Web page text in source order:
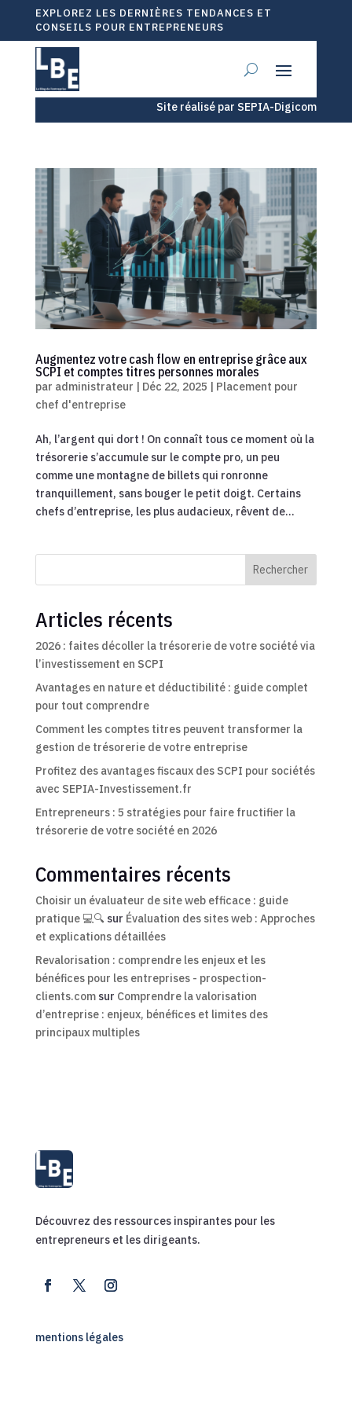
EXPLOREZ LES DERNIÈRES TENDANCES ET
CONSEILS POUR ENTREPRENEURS
Site réalisé par SEPIA-Digicom
Augmentez votre cash flow en entreprise grâce aux
SCPI et comptes titres personnes morales
par administrateur | Déc 22, 2025 | Placement pour
chef d'entreprise
Ah, l’argent qui dort ! On connaît tous ce moment où la
trésorerie s’accumule sur le compte pro, un peu
comme une montagne de billets qui ronronne
tranquillement, sans bouger le petit doigt. Certains
chefs d’entreprise, les plus audacieux, rêvent de...
Rechercher
Articles récents
2026 : faites décoller la trésorerie de votre société via
l’investissement en SCPI
Avantages en nature et déductibilité : guide complet
pour tout comprendre
Comment les comptes titres peuvent transformer la
gestion de trésorerie de votre entreprise
Profitez des avantages fiscaux des SCPI pour sociétés
avec SEPIA-Investissement.fr
Entrepreneurs : 5 stratégies pour faire fructifier la
trésorerie de votre société en 2026
Commentaires récents
Choisir un évaluateur de site web efficace : guide
pratique 💻🔍 sur Évaluation des sites web : Approches
et explications détaillées
Revalorisation : comprendre les enjeux et les
bénéfices pour les entreprises - prospection-
clients.comsur Comprendre la valorisation
d’entreprise : enjeux, bénéfices et limites des
principaux multiples
Découvrez des ressources inspirantes pour les
entrepreneurs et les dirigeants.
mentions légales